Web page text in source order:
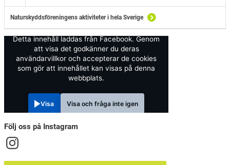
Naturskyddsföreningens aktiviteter i hela Sverige
Detta innehåll laddas från Facebook. Genom
att visa det godkänner du deras
användarvillkor och accepterar de cookies
som gör att innehållet kan visas på denna
webbplats.
Visa Visa och fråga inte igen
Följ oss på Instagram